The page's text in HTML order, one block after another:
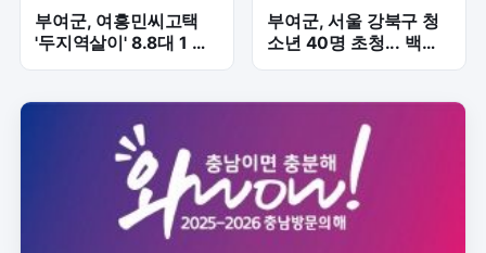
부여군, 여흥민씨고택
'두지역살이' 8.8대 1 경
쟁률 기록…체류형 인구
부여군, 서울 강북구 청
소년 40명 초청... 백제
문화 체험 교류 본격화